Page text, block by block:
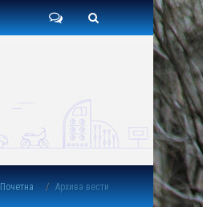
Почетна Архива вести